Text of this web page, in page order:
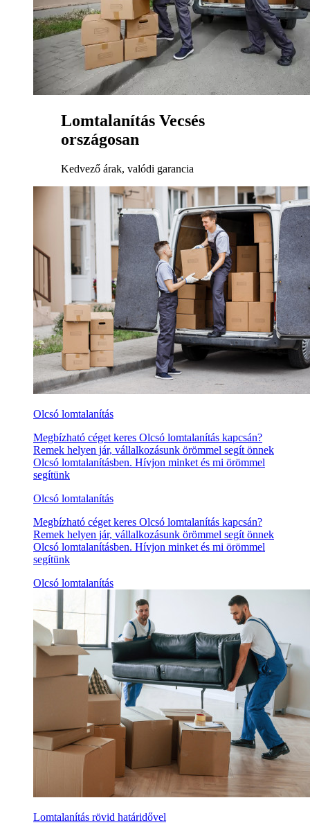
Lomtalanítás Vecsés
országosan
Kedvező árak, valódi garancia
Olcsó lomtalanítás
Megbízható céget keres Olcsó lomtalanítás kapcsán?
Remek helyen jár, vállalkozásunk örömmel segít önnek
Olcsó lomtalanításben. Hívjon minket és mi örömmel
segítünk
Olcsó lomtalanítás
Megbízható céget keres Olcsó lomtalanítás kapcsán?
Remek helyen jár, vállalkozásunk örömmel segít önnek
Olcsó lomtalanításben. Hívjon minket és mi örömmel
segítünk
Olcsó lomtalanítás
Lomtalanítás rövid határidővel